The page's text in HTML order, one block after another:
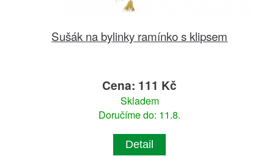
Sušák na bylinky ramínko s klipsem
Cena: 111 Kč
Skladem
Doručíme do: 11.8.
Detail